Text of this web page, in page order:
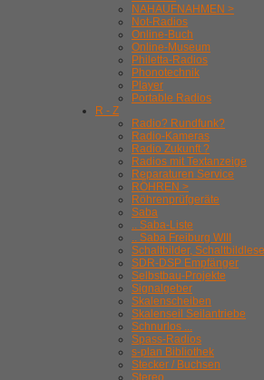
NAHAUFNAHMEN >
Not-Radios
Online-Buch
Online-Museum
Philetta-Radios
Phonotechnik
Player
Portable Radios
R - Z
Radio? Rundfunk?
Radio-Kameras
Radio Zukunft ?
Radios mit Textanzeige
Reparaturen Service
RÖHREN >
Röhrenprüfgeräte
Saba
.. Saba-Liste
.. Saba Freiburg WIII
Schaltbilder,
SDR-DSP Empfänger
Selbstbau-Projekte
Signalgeber
Skalenscheiben
Skalenseil Seilantriebe
Schnurlos ...
Spass-Radios
s-plan Bibliothek
Stecker / Buchsen
Stereo